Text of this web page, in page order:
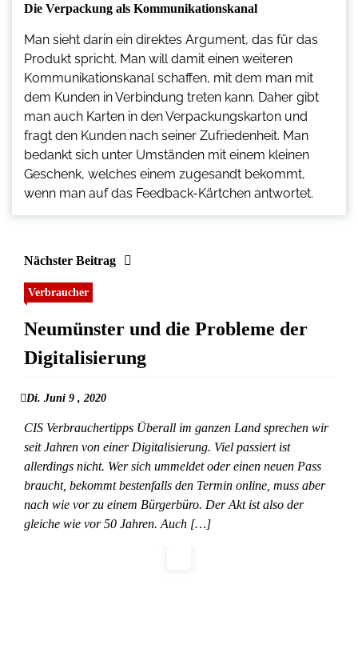
Die Verpackung als Kommunikationskanal
Man sieht darin ein direktes Argument, das für das
Produkt spricht. Man will damit einen weiteren
Kommunikationskanal schaffen, mit dem man mit
dem Kunden in Verbindung treten kann. Daher gibt
man auch Karten in den Verpackungskarton und
fragt den Kunden nach seiner Zufriedenheit. Man
bedankt sich unter Umständen mit einem kleinen
Geschenk, welches einem zugesandt bekommt,
wenn man auf das Feedback-Kärtchen antwortet.
Nächster Beitrag
Verbraucher
Neumünster und die Probleme der
Digitalisierung
Di. Juni 9 , 2020
CIS Verbrauchertipps Überall im ganzen Land sprechen wir
seit Jahren von einer Digitalisierung. Viel passiert ist
allerdings nicht. Wer sich ummeldet oder einen neuen Pass
braucht, bekommt bestenfalls den Termin online, muss aber
nach wie vor zu einem Bürgerbüro. Der Akt ist also der
gleiche wie vor 50 Jahren. Auch […]